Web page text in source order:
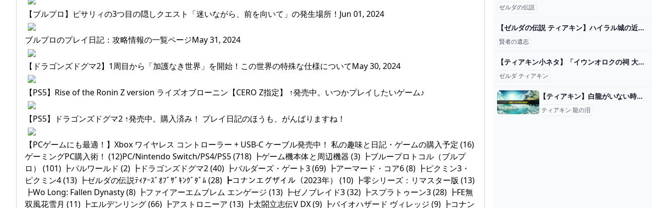
【ブルプロ】ピサリィの3つ目の隠しクエスト「迷いながら、前を向いて」の発生場所！Jun 01, 2024
ブルプロのプレイ日記：攻略情報の一覧ページMay 31, 2024
【ドラゴンズドグマ2】1周目から「加護なき世界」を開始！この世界の特殊な仕様についてMay 30, 2024
【PS5】Rise of the Ronin Z version ライズオブローニン【CERO Z指定】 ↑発売中。いつかプレイしたいゲーム♪
【PS5】ドラゴンズドグマ2 ↑発売中。購入済み！ プレイ日記のほうも、がんばりますね！
【PCゲームにも最適！】Xbox ワイヤレス コントローラー + USB-C ケーブル発売中！ 私の趣味と日記・ゲームの購入予定 (16)
ゲーミングPC購入術！ (12)PC/Nintendo Switch/PS4/PS5 (718) ┣ゲーム機本体と周辺機器 (3) ┣ブループロトコル（ブルプ
ロ） (101) ┣パルワールド (2) ┣ドラゴンズドグマ2 (40) ┣バルダーズ・ゲート3 (69) ┣アーマード・コア6 (8) ┣ピクミン3・
ピクミン4 (13) ┣ゼルダの伝説ﾃｨｱｰｽﾞｵﾌﾞｻﾞｷﾝｸﾞﾀﾞﾑ (28) ┣コナンエグザイル（2023年） (10) ┣零シリーズ：リマスター版 (13)
┣Wo Long: Fallen Dynasty (8) ┣ファイアーエムブレム エンゲージ (13) ┣ゼノブレイド3 (32) ┣スプラトゥーン3 (28) ┣FE無
双風花雪月 (11) ┣エルデンリング (66) ┣アストロニーア (13) ┣太閤立志伝V DX (9) ┣バイオハザード ヴィレッジ (9) ┣コナン
ゼルダの伝説
【ゼルダの伝説 ティアキン】ハイラル城の近衛兵の防具セットと、五人目の賢者を探せ！ - 狩人と猫のぶるぷろ冒険日誌
賢者の遺志
【ティアキン小ネタ】「イウンオロクの祠 大と小の選択」攻略！ 鉄球をキレイに転がすには【ゼルダの伝説】 - GAME Watch
ゼルダ ティアキン
【ティアキン】白龍がいない時の対処法と素材一覧｜場所はどこ？正体は？【ゼルダの伝説】 ワイトのゲーム案内所
ティアキン 龍の泪